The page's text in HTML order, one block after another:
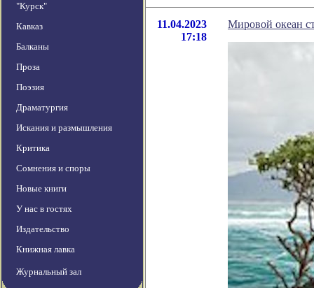
"Курск"
Кавказ
Балканы
Проза
Поэзия
Драматургия
Искания и размышления
Критика
Сомнения и споры
Новые книги
У нас в гостях
Издательство
Книжная лавка
Журнальный зал
11.04.2023
17:18
Мировой океан